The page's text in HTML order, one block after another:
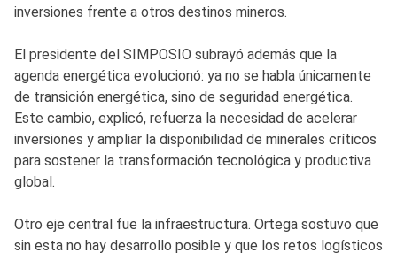
inversiones frente a otros destinos mineros.
El presidente del SIMPOSIO subrayó además que la
agenda energética evolucionó: ya no se habla únicamente
de transición energética, sino de seguridad energética.
Este cambio, explicó, refuerza la necesidad de acelerar
inversiones y ampliar la disponibilidad de minerales críticos
para sostener la transformación tecnológica y productiva
global.
Otro eje central fue la infraestructura. Ortega sostuvo que
sin esta no hay desarrollo posible y que los retos logísticos